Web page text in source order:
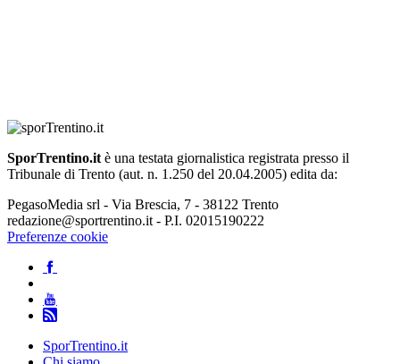
SporTrentino.it è una testata giornalistica registrata presso il
Tribunale di Trento (aut. n. 1.250 del 20.04.2005) edita da:
PegasoMedia srl - Via Brescia, 7 - 38122 Trento
redazione@sportrentino.it - P.I. 02015190222
Preferenze cookie
SporTrentino.it